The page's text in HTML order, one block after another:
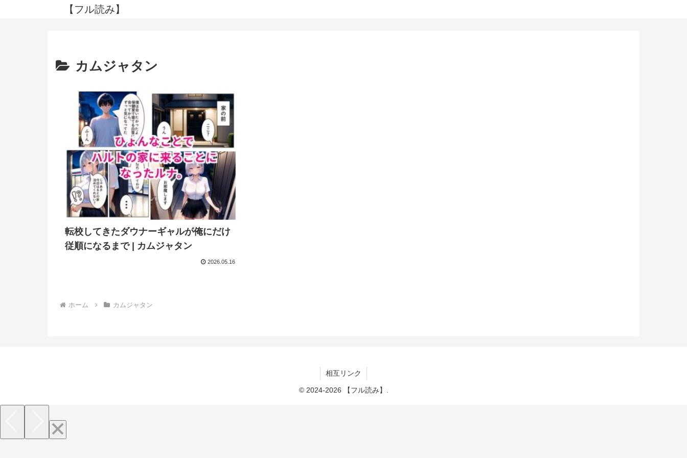
【フル読み】
カムジャタン
転校してきたダウナーギャルが俺にだけ
従順になるまで | カムジャタン
2026.05.16
ホーム カムジャタン
相互リンク
© 2024-2026 【フル読み】.